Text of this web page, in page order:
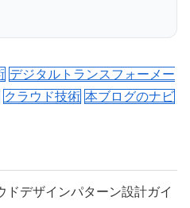
デジタルトランスフォーメー
クラウド技術 本ブログのナビ
ドデザインパターン設計ガイ